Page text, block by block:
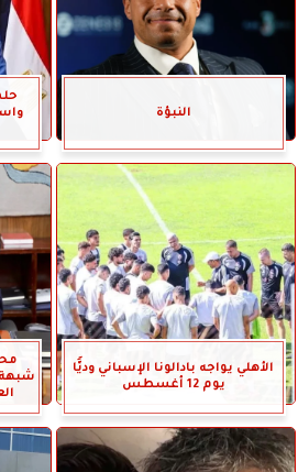
النبؤة
الأهلي يواجه بادالونا الإسباني وديًّا
يوم 12 أغسطس
شبهة